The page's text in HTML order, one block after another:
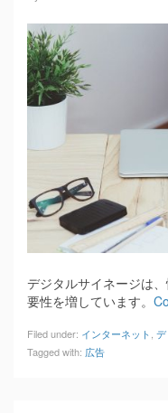
デジタルサイネージは
要性を増しています。
Filed under: インターネット
Tagged with: 広告